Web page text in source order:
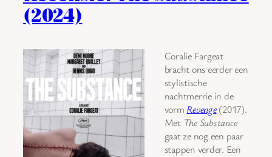
(2024)
Coralie Fargeat
bracht ons eerder een
stylistische
nachtmerrie in de
vorm Revenge(2017).
Met The Substance
gaat ze nog een paar
stappen verder. Een